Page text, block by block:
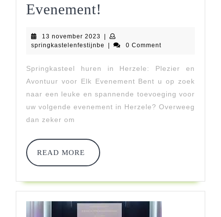
Evenement!
In
Herzele:
Plezier
En
Avontuur
13 november 2023 13
november
|
springkastelenfestijnbe springkastelenfestijnbe
| 0 Comment
Springkasteel huren in Herzele: Plezier en
Avontuur voor Elk Evenement Bent u op zoek
naar een leuke en spannende toevoeging voor
uw volgende evenement in Herzele? Overweeg
dan zeker om
READ MORE
READ
MORE